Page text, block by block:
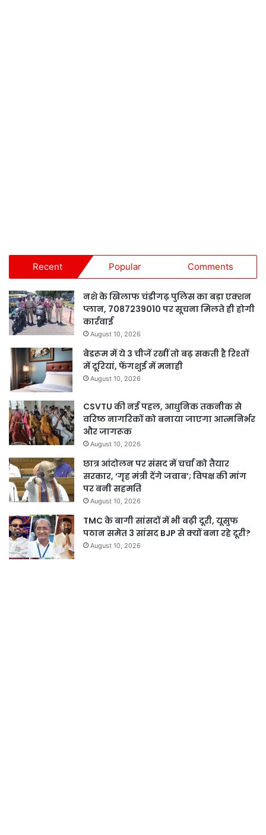
Recent Popular Comments
नशे के खिलाफ चंडीगढ़ पुलिस का बड़ा एक्शन
प्लान, 7087239010 पर सूचना मिलते ही होगी
कार्रवाई
August 10, 2026
बेडरूम में ये 3 चीजें रखीं तो बढ़ सकती है रिश्तों
में दूरियां, फेंगशुई में मनाही
August 10, 2026
CSVTU की नई पहल, आधुनिक तकनीक से
वरिष्ठ नागरिकों को बनाया जाएगा आत्मनिर्भर
और जागरूक
August 10, 2026
छात्र आंदोलन पर संसद में चर्चा को तैयार
सरकार, ‘गृह मंत्री देंगे जवाब’; विपक्ष की मांग
पर बनी सहमति
August 10, 2026
TMC के बागी सांसदों में भी बढ़ी दूरी, यूसुफ
पठान समेत 3 सांसद BJP से क्यों बना रहे दूरी?
August 10, 2026